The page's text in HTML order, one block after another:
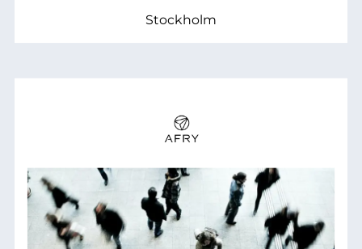
Stockholm